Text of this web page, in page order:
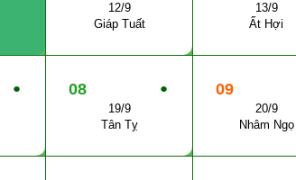
12/9
Giáp Tuất
13/9
Ất Hợi
● ●
08
19/9
Tân Tỵ
09
20/9
Nhâm Ngọ